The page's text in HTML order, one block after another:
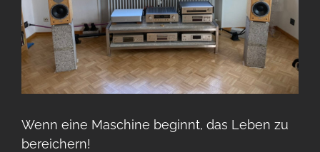
Wenn eine Maschine beginnt, das Leben zu
bereichern!